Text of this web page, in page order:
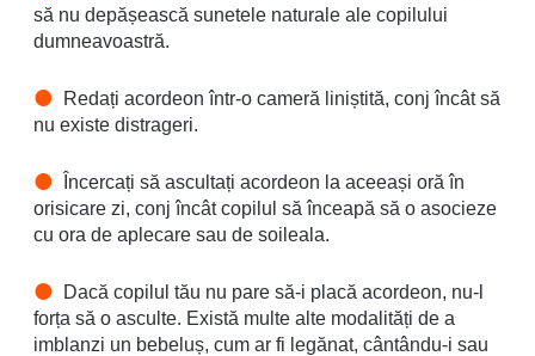
să nu depășească sunetele naturale ale copilului
dumneavoastră.
Redați acordeon într-o cameră liniștită, conj încât să
nu existe distrageri.
Încercați să ascultați acordeon la aceeași oră în
orisicare zi, conj încât copilul să înceapă să o asocieze
cu ora de aplecare sau de soileala.
Dacă copilul tău nu pare să-i placă acordeon, nu-l
forța să o asculte. Există multe alte modalități de a
imblanzi un bebeluș, cum ar fi legănat, cântându-i sau